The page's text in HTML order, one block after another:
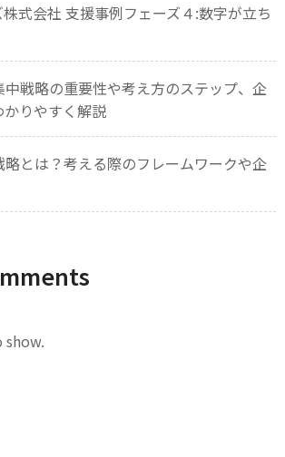
式会社 支援事例フェーズ４:数字が立ち
戦略の重要性や考え方のステップ、企
りやすく解説
とは？考える際のフレームワークや企